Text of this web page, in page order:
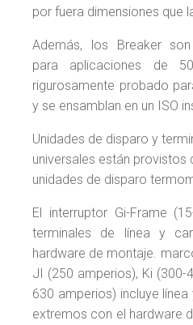
por fuera dimensiones que
Además, los Breaker
para aplicaciones de
rigurosamente probado
y se ensamblan en un ISO
Unidades de disparo y
universales están provistos
unidades de disparo
El interruptor Gi-Frame
terminales de línea y
hardware de montaje.
JI (250 amperios), Ki (300-
630 amperios) incluye
extremos con el hardware